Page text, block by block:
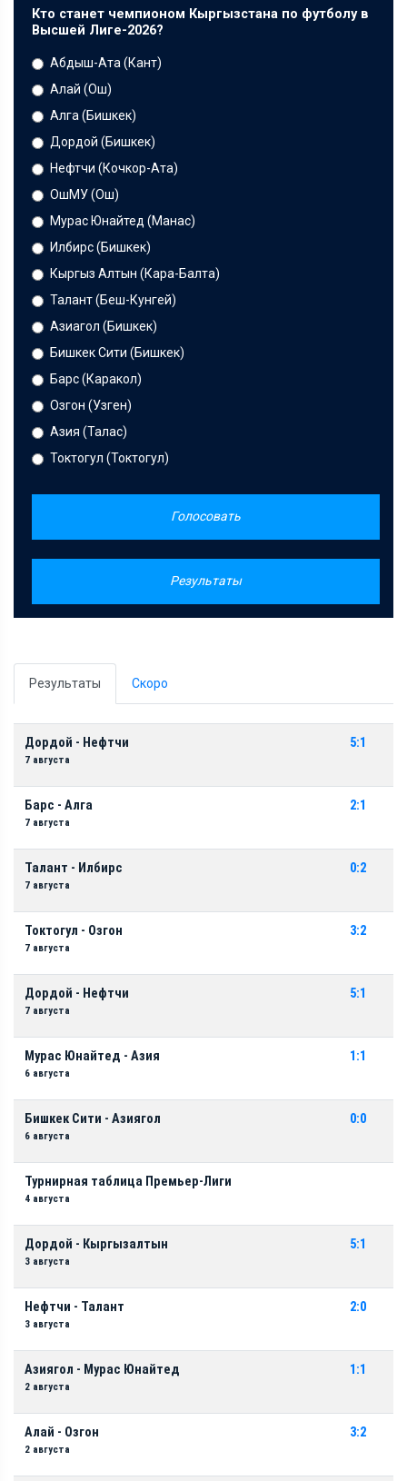
Кто станет чемпионом Кыргызстана по футболу в
Высшей Лиге-2026?
Абдыш-Ата (Кант)
Алай (Ош)
Алга (Бишкек)
Дордой (Бишкек)
Нефтчи (Кочкор-Ата)
ОшМУ (Ош)
Мурас Юнайтед (Манас)
Илбирс (Бишкек)
Кыргыз Алтын (Кара-Балта)
Талант (Беш-Кунгей)
Азиагол (Бишкек)
Бишкек Сити (Бишкек)
Барс (Каракол)
Озгон (Узген)
Азия (Талас)
Токтогул (Токтогул)
Голосовать
Результаты
Результаты Скоро
Дордой - Нефтчи
7 августа
5:1
Барс - Алга
7 августа
2:1
Талант - Илбирс
7 августа
0:2
Токтогул - Озгон
7 августа
3:2
Дордой - Нефтчи
7 августа
5:1
Мурас Юнайтед - Азия
6 августа
1:1
Бишкек Сити - Азиягол
6 августа
0:0
Турнирная таблица Премьер-Лиги
4 августа
Дордой - Кыргызалтын
3 августа
5:1
Нефтчи - Талант
3 августа
2:0
Азиягол - Мурас Юнайтед
2 августа
1:1
Алай - Озгон
2 августа
3:2